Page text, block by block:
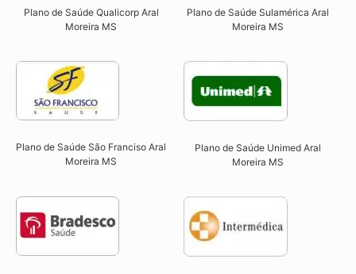
Plano de Saúde Qualicorp Aral
Moreira MS​
Plano de Saúde Sulamérica Aral
Moreira MS
Plano de Saúde São Franciso Aral
Moreira MS​
Plano de Saúde Unimed Aral
Moreira MS